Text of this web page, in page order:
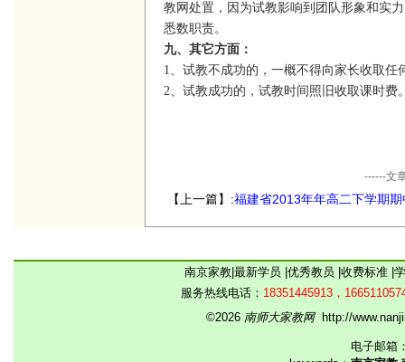
教网处置，因为试教影响到团队形象和实
悉数职责。
九、其它方面：
1、试教不成功的，一概不得向家长收取任
2、试教成功的，试教时间照旧收取课时费
------文
【上一篇】:福建省2013年年高二下学期期
南京家教 最新学员 优秀教员 收费标准
服务热线电话： 18351445913，
©2026 南师大家教网http://
电子邮箱